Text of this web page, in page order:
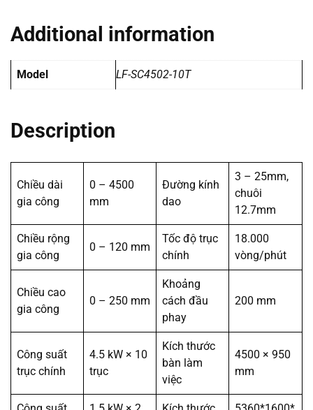
Description
Chiều dài
gia công
0 – 4500
mm
Đường kính
dao
3 – 25mm,
chuôi
12.7mm
Chiều rộng
gia công
0 – 120 mm
Tốc độ trục
chính
18.000
vòng/phút
Chiều cao
gia công
0 – 250 mm
Khoảng
cách đầu
phay
200 mm
Công suất
trục chính
4.5 kW × 10
trục
Kích thước
bàn làm
việc
4500 × 950
mm
Additional information
Model LF-SC4502-10T